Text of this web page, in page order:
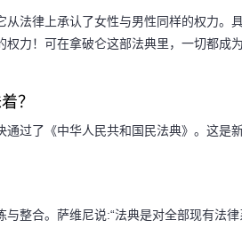
法律上承认了女性与男性同样的权力。
力！可在拿破仑这部法典里，一切都成
？
过了《中华人民共和国民法典》。这是
整合。萨维尼说:“法典是对全部现有法
觉得太难能可贵了！